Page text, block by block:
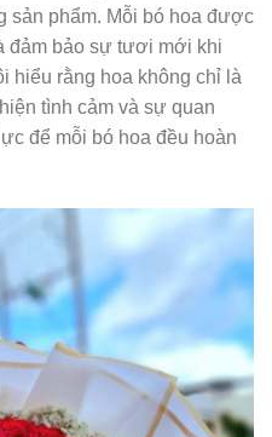
sản phẩm. Mỗi bó hoa được
đảm bảo sự tươi mới khi
hiểu rằng hoa không chỉ là
tình cảm và sự quan
để mỗi bó hoa đều hoàn